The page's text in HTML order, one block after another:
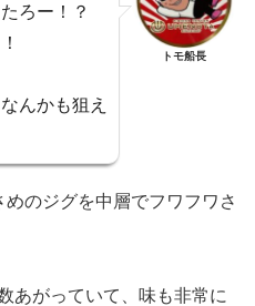
ろー！？
んかも狙え
トモ船長
のジグを中層でフワフワさ
あがっていて、味も非常に